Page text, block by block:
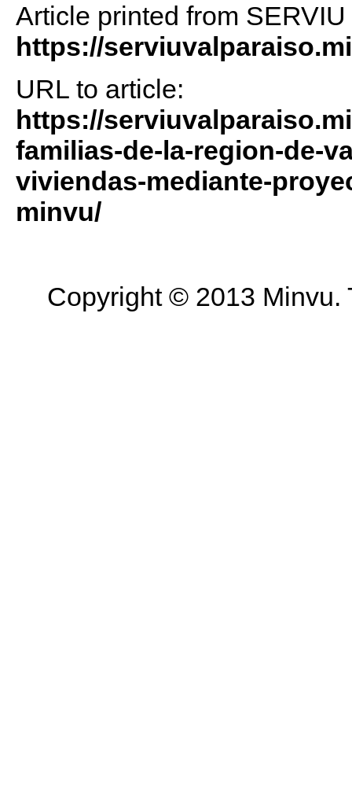
Article printed from
https://
URL to article:
https://
familias-de-la-region-de-
viviendas-mediante-
minvu/
Copyright © 2013 Minvu.